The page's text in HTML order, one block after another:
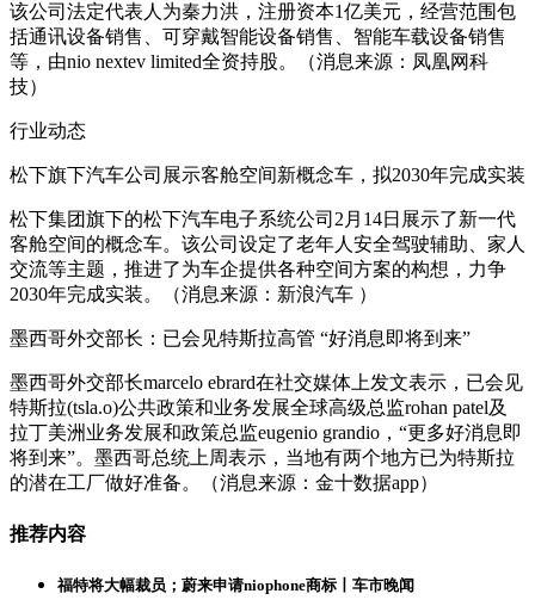
该公司法定代表人为秦力洪，注册资本1亿美元，经营范围包
括通讯设备销售、可穿戴智能设备销售、智能车载设备销售
等，由nio nextev limited全资持股。（消息来源：凤凰网科
技）
行业动态
松下旗下汽车公司展示客舱空间新概念车，拟2030年完成实装
松下集团旗下的松下汽车电子系统公司2月14日展示了新一代
客舱空间的概念车。该公司设定了老年人安全驾驶辅助、家人
交流等主题，推进了为车企提供各种空间方案的构想，力争
2030年完成实装。（消息来源：新浪汽车 ）
墨西哥外交部长：已会见特斯拉高管 “好消息即将到来”
墨西哥外交部长marcelo ebrard在社交媒体上发文表示，已会见
特斯拉(tsla.o)公共政策和业务发展全球高级总监rohan patel及
拉丁美洲业务发展和政策总监eugenio grandio，“更多好消息即
将到来”。墨西哥总统上周表示，当地有两个地方已为特斯拉
的潜在工厂做好准备。（消息来源：金十数据app）
推荐内容
福特将大幅裁员；蔚来申请niophone商标丨车市晚闻